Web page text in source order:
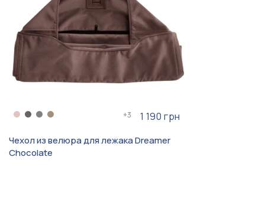
+3 1 190 грн
Чехол из велюра для лежака Dreamer
Chocolate